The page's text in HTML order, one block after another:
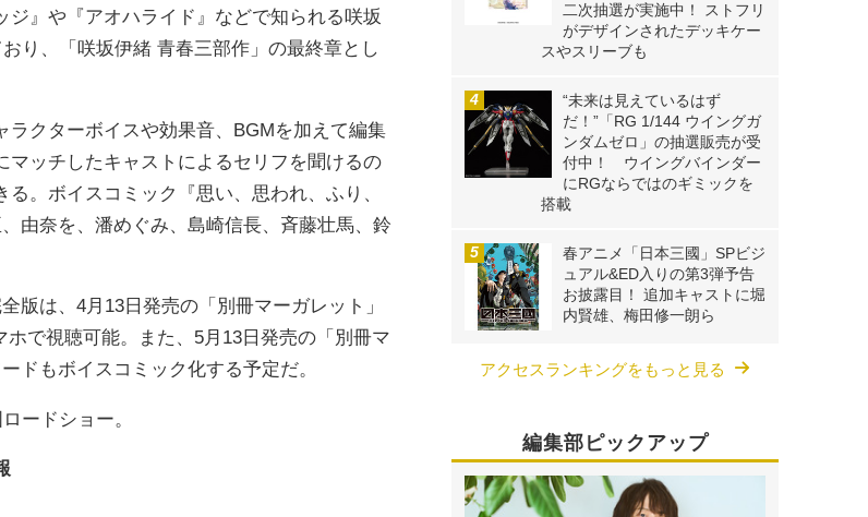
ジ』や『アオハライド』などで知られる咲坂
り、「咲坂伊緒 青春三部作」の最終章とし
クターボイスや効果音、BGMを加えて編集
マッチしたキャストによるセリフを聞けるの
。ボイスコミック『思い、思われ、ふり、
由奈を、潘めぐみ、島崎信長、斉藤壮馬、鈴
は、4月13日発売の「別冊マーガレット」
で視聴可能。また、5月13日発売の「別冊マ
ドもボイスコミック化する予定だ。
ードショー。
二次抽選が実施中！ ストフリ
がデザインされたデッキケー
スやスリーブも
“未来は見えているはず
だ！”「RG 1/144 ウイングガ
ンダムゼロ」の抽選販売が受
付中！ ウイングバインダー
にRGならではのギミックを
搭載
春アニメ「日本三國」SPビジ
ュアル&ED入りの第3弾予告
お披露目！ 追加キャストに堀
内賢雄、梅田修一朗ら
アクセスランキングをもっと見る
編集部ピックアップ